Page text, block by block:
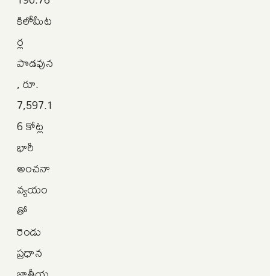
కిలోమీట
ర్ల
పొడవున
, రూ.
7,597.1
6 కోట్ల
భారీ
అంచనా
వ్యయం
తో
రెండు
ప్రధాన